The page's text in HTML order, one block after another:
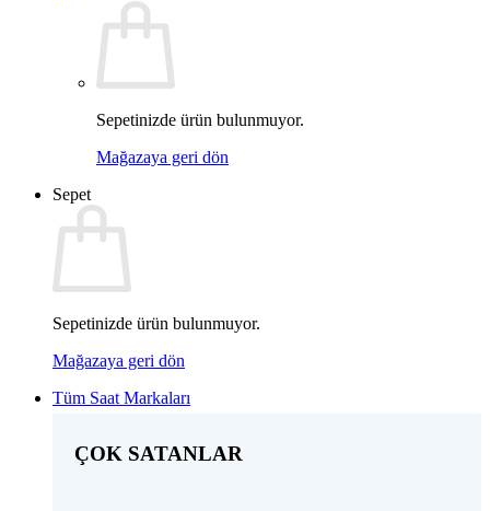
Sepetinizde ürün bulunmuyor.
Mağazaya geri dön
Sepet
Sepetinizde ürün bulunmuyor.
Mağazaya geri dön
Tüm Saat Markaları
ÇOK SATANLAR